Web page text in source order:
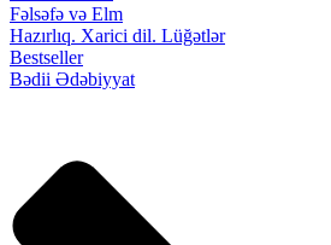
Fəlsəfə və Elm
Hazırlıq. Xarici dil. Lüğətlər
Bestseller
Bədii Ədəbiyyat